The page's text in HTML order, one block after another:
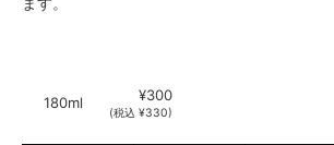
180ml ¥300
(税込 ¥330)